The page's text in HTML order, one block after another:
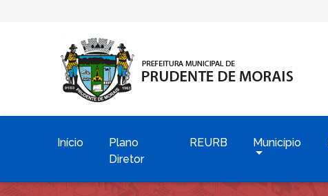
Início
Plano
Diretor
REURB Município